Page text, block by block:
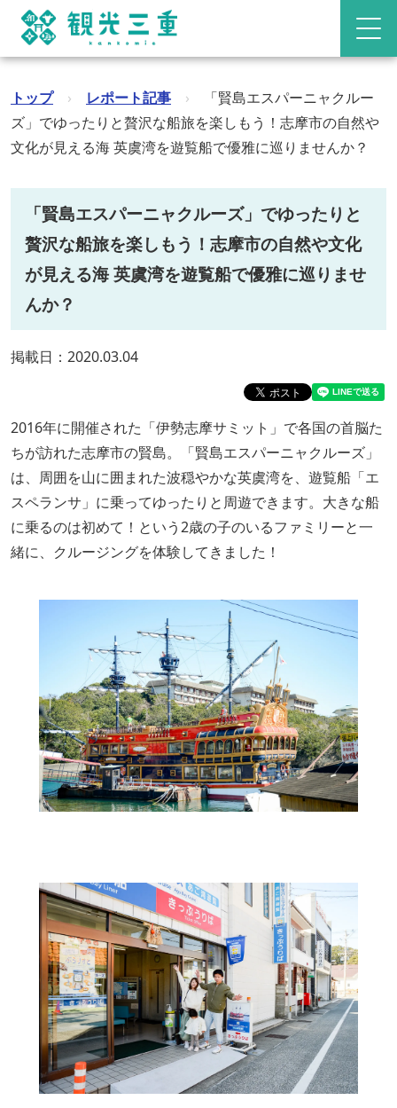
トップ › レポート記事 ›
「賢島エスパーニャクルー
ズ」でゆったりと贅沢な船旅を楽しもう！志摩市の自然や
文化が見える海 英虞湾を遊覧船で優雅に巡りませんか？
「賢島エスパーニャクルーズ」でゆったりと
贅沢な船旅を楽しもう！志摩市の自然や文化
が見える海 英虞湾を遊覧船で優雅に巡りませ
んか？
掲載日：2020.03.04
2016年に開催された「伊勢志摩サミット」で各国の首脳た
ちが訪れた志摩市の賢島。「賢島エスパーニャクルーズ」
は、周囲を山に囲まれた波穏やかな英虞湾を、遊覧船「エ
スペランサ」に乗ってゆったりと周遊できます。大きな船
に乗るのは初めて！という2歳の子のいるファミリーと一
緒に、クルージングを体験してきました！